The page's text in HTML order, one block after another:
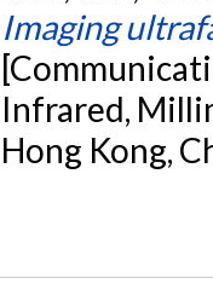
Imaging
Infrared,
Hong Kong,